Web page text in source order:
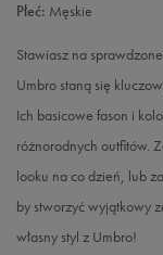
Płeć: Męskie
Stawiasz na
Umbro staną się
Ich basicowe fason i
różnorodnych outfitów.
looku na co dzień, lub
by stworzyć wyjątkowy
własny styl z Umbro!